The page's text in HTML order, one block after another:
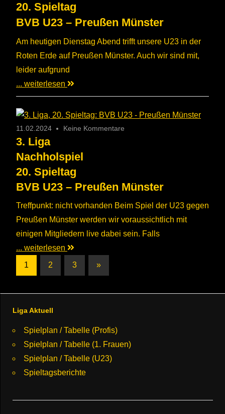
20. Spieltag
BVB U23 – Preußen Münster
Am heutigen Dienstag Abend trifft unsere U23 in der
Roten Erde auf Preußen Münster. Auch wir sind mit,
leider aufgrund
... weiterlesen
11.02.2024 Keine Kommentare
3. Liga
Nachholspiel
20. Spieltag
BVB U23 – Preußen Münster
Treffpunkt: nicht vorhanden Beim Spiel der U23 gegen
Preußen Münster werden wir voraussichtlich mit
einigen Mitgliedern live dabei sein. Falls
... weiterlesen
Seitennummerierung
1 2 3
Nächste
Beiträge
»
Liga Aktuell
Spielplan / Tabelle (Profis)
Spielplan / Tabelle (1. Frauen)
Spielplan / Tabelle (U23)
Spieltagsberichte